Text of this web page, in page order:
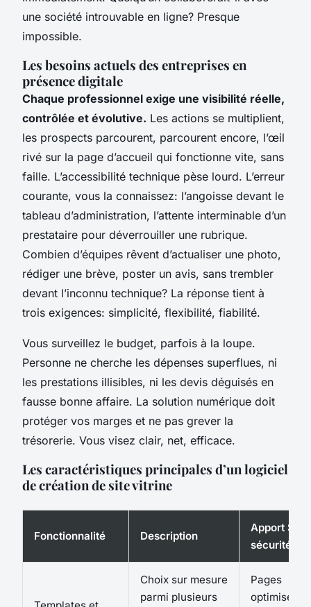
une société introuvable en ligne? Presque
impossible.
Les besoins actuels des entreprises en
présence digitale
Chaque professionnel exige une visibilité réelle,
contrôlée et évolutive. Les actions se multiplient,
les prospects parcourent, parcourent encore, l’œil
rivé sur la page d’accueil qui fonctionne vite, sans
faille. L’accessibilité technique pèse lourd. L’erreur
courante, vous la connaissez: l’angoisse devant le
tableau d’administration, l’attente interminable d’un
prestataire pour déverrouiller une rubrique.
Combien d’équipes rêvent d’actualiser une photo,
rédiger une brève, poster un avis, sans trembler
devant l’inconnu technique? La réponse tient à
trois exigences: simplicité, flexibilité, fiabilité.
Vous surveillez le budget, parfois à la loupe.
Personne ne cherche les dépenses superflues, ni
les prestations illisibles, ni les devis déguisés en
fausse bonne affaire. La solution numérique doit
protéger vos marges et ne pas grever la
trésorerie. Vous visez clair, net, efficace.
Les caractéristiques principales d’un logiciel
de création de site vitrine
Fonctionnalité Description
Apport
sécurité
Choix sur mesure
parmi plusieurs
Pages
optimisées